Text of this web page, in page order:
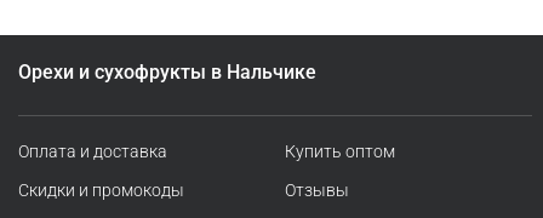
Орехи и сухофрукты в Нальчике
Оплата и доставка
Скидки и промокоды
Купить оптом
Отзывы